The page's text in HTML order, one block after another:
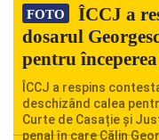
FOTO
ÎCCJ a
dosarul
pentru
ÎCCJ a respins
deschizând calea
Curte de Casație și
penal în care Călin